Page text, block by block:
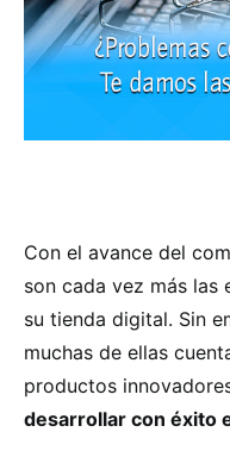
Con el avance del
son cada vez más las
su tienda digital. Sin
muchas de ellas
productos
desarrollar con éxito